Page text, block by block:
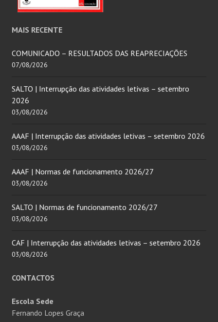
MAIS RECENTE
COMUNICADO – RESULTADOS DAS REAPRECIAÇÕES
07/08/2026
SALTO | Interrupção das atividades letivas – setembro
2026
03/08/2026
AAAF | Interrupção das atividades letivas – setembro 2026
03/08/2026
AAAF | Normas de funcionamento 2026/27
03/08/2026
SALTO | Normas de funcionamento 2026/27
03/08/2026
CAF | Interrupção das atividades letivas – setembro 2026
03/08/2026
CONTACTOS
Escola Sede
Fernando Lopes Graça